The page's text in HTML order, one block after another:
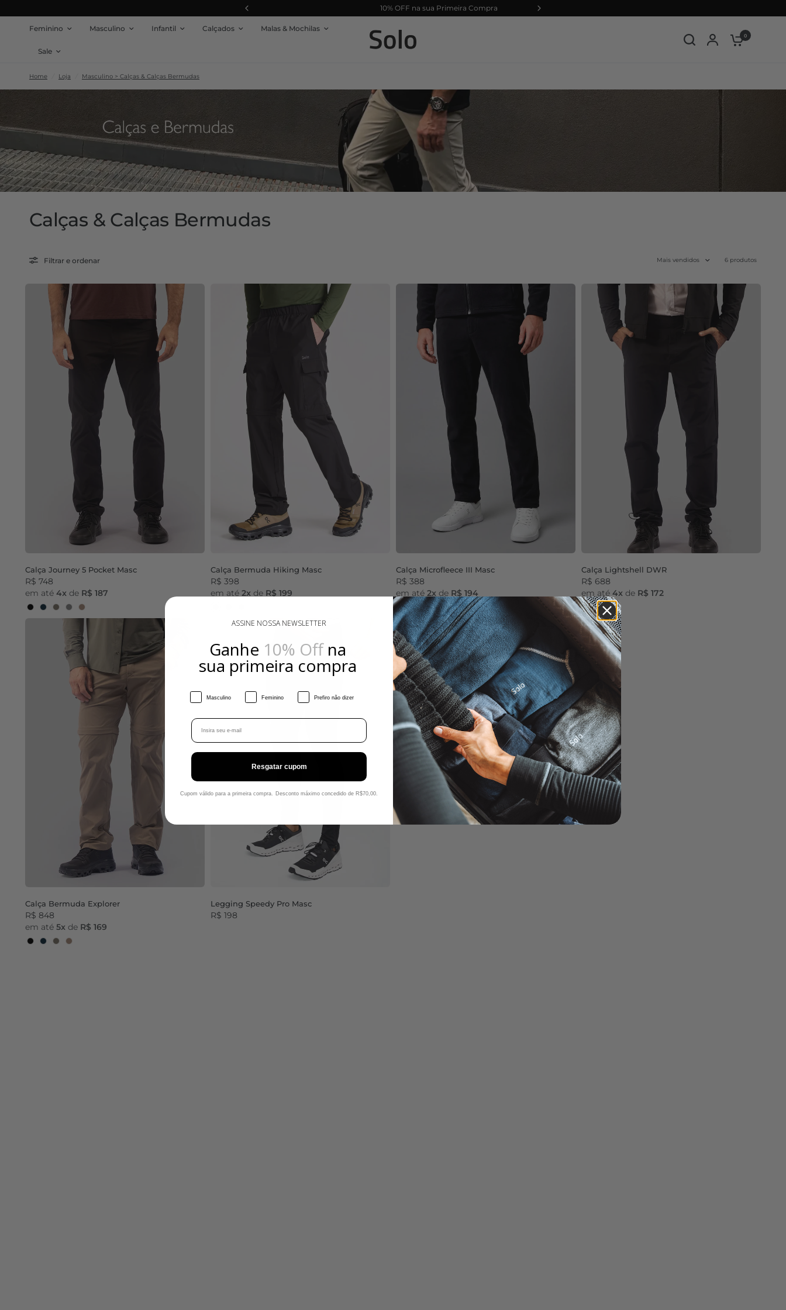
10% OFF na sua Primeira Compra
Feminino Masculino Infantil Calçados Malas & Mochilas
Sale
0
Home Loja Masculino > Calças & Calças Bermudas
Calças & Calças Bermudas
Filtrar e ordenar Mais vendidos 6 produtos
Calça Journey 5 Pocket Masc
R$ 748
em até4x de R$ 187
BlackDark NavyDark OliveCastle RockWallnut
Calça Bermuda Hiking Masc
R$ 398
em até2x de R$ 199
Calça Microfleece III Masc
R$ 388
em até2x de R$ 194
PretoDark Navy
Calça Lightshell DWR
R$ 688
em até4x de R$ 172
Dark NavyBlack
Calça Bermuda Explorer
R$ 848
em até5x de R$ 169
BlackDark NavyDark OliveWallnut
Legging Speedy Pro Masc
R$ 198
ASSINE NOSSA NEWSLETTER
Ganhe 10% Offna
sua primeira compra
Gênero
Masculino Feminino Prefiro não dizer
Email
Resgatar cupom
Cupom válido para a primeira compra. Desconto máximo concedido de R$70,00.